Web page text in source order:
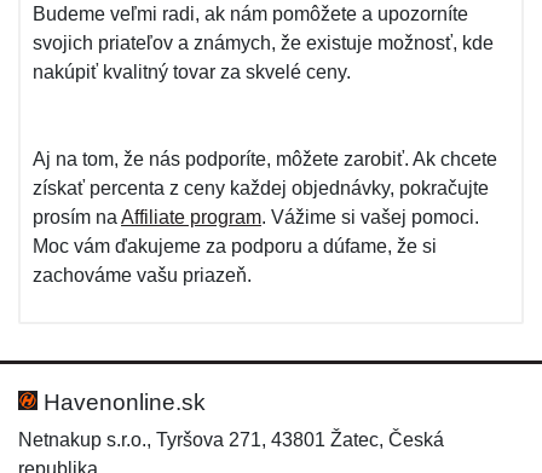
Budeme veľmi radi, ak nám pomôžete a upozorníte
svojich priateľov a známych, že existuje možnosť, kde
nakúpiť kvalitný tovar za skvelé ceny.
Aj na tom, že nás podporíte, môžete zarobiť. Ak chcete
získať percenta z ceny každej objednávky, pokračujte
prosím na Affiliate program. Vážime si vašej pomoci.
Moc vám ďakujeme za podporu a dúfame, že si
zachováme vašu priazeň.
Havenonline.sk
Netnakup s.r.o., Tyršova 271, 43801 Žatec, Česká
republika